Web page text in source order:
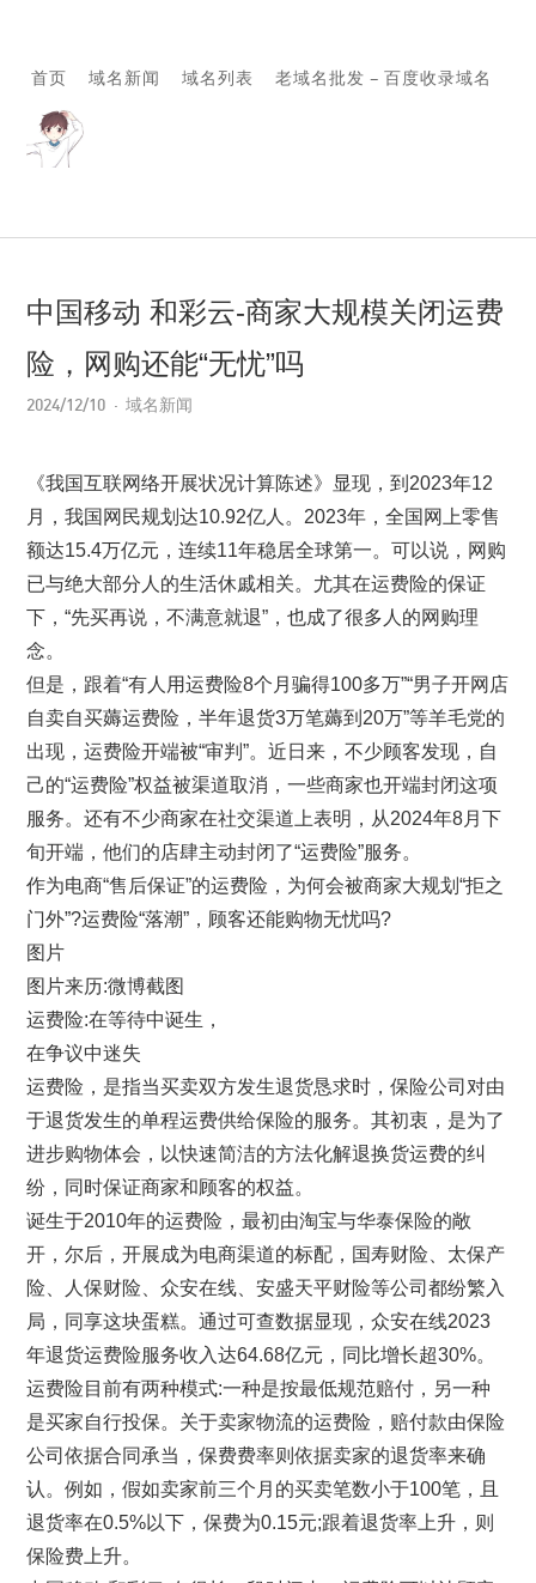
首页 域名新闻 域名列表 老域名批发 – 百度收录域名
中国移动 和彩云-商家大规模关闭运费
险，网购还能“无忧”吗
2024/12/10 域名新闻
《我国互联网络开展状况计算陈述》显现，到2023年12
月，我国网民规划达10.92亿人。2023年，全国网上零售
额达15.4万亿元，连续11年稳居全球第一。可以说，网购
已与绝大部分人的生活休戚相关。尤其在运费险的保证
下，“先买再说，不满意就退”，也成了很多人的网购理
念。
但是，跟着“有人用运费险8个月骗得100多万”“男子开网店
自卖自买薅运费险，半年退货3万笔薅到20万”等羊毛党的
出现，运费险开端被“审判”。近日来，不少顾客发现，自
己的“运费险”权益被渠道取消，一些商家也开端封闭这项
服务。还有不少商家在社交渠道上表明，从2024年8月下
旬开端，他们的店肆主动封闭了“运费险”服务。
作为电商“售后保证”的运费险，为何会被商家大规划“拒之
门外”?运费险“落潮”，顾客还能购物无忧吗?
图片
图片来历:微博截图
运费险:在等待中诞生，
在争议中迷失
运费险，是指当买卖双方发生退货恳求时，保险公司对由
于退货发生的单程运费供给保险的服务。其初衷，是为了
进步购物体会，以快速简洁的方法化解退换货运费的纠
纷，同时保证商家和顾客的权益。
诞生于2010年的运费险，最初由淘宝与华泰保险的敞
开，尔后，开展成为电商渠道的标配，国寿财险、太保产
险、人保财险、众安在线、安盛天平财险等公司都纷繁入
局，同享这块蛋糕。通过可查数据显现，众安在线2023
年退货运费险服务收入达64.68亿元，同比增长超30%。
运费险目前有两种模式:一种是按最低规范赔付，另一种
是买家自行投保。关于卖家物流的运费险，赔付款由保险
公司依据合同承当，保费费率则依据卖家的退货率来确
认。例如，假如卖家前三个月的买卖笔数小于100笔，且
退货率在0.5%以下，保费为0.15元;跟着退货率上升，则
保险费上升。